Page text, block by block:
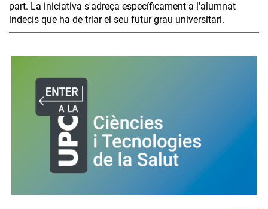
part. La iniciativa s'adreça específicament a l'alumnat
indecís que ha de triar el seu futur grau universitari.